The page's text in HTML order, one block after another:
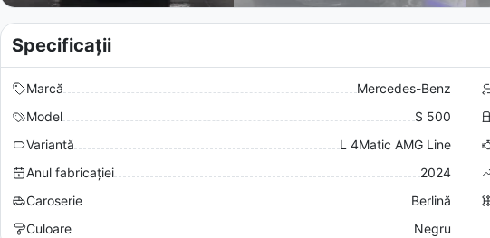
Specificații
Marcă
Mercedes-Benz
Model
S 500
Variantă
L 4Matic AMG Line
Anul fabricației
2024
Caroserie
Berlină
Culoare
Negru